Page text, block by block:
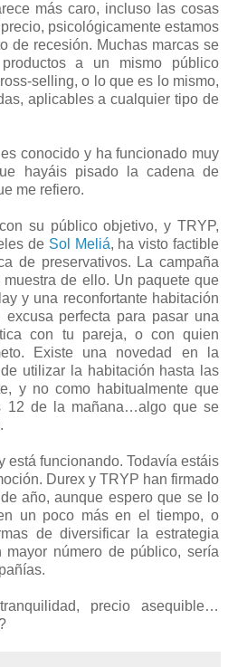
más caro, incluso las cosas
psicológicamente estamos
de recesión. Muchas marcas se
a un mismo público
selling, o lo que es lo mismo,
aplicables a cualquier tipo de
conocido y ha funcionado muy
hayáis pisado la cadena de
me refiero.
su público objetivo, y TRYP,
de Sol Meliá, ha visto factible
de preservativos. La campaña
muestra de ello. Un paquete que
y una reconfortante habitación
perfecta para pasar una
con tu pareja, o con quien
Existe una novedad en la
utilizar la habitación hasta las
y no como habitualmente que
12 de la mañana…algo que se
está funcionando. Todavía estáis
Durex y TRYP han firmado
año, aunque espero que se lo
un poco más en el tiempo, o
de diversificar la estrategia
número de público, sería
precio asequible…